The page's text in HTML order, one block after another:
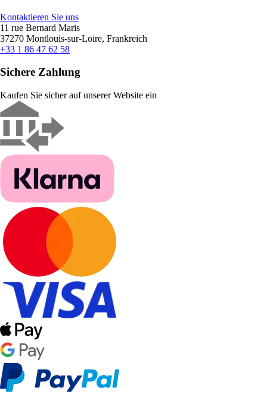
Kontaktieren Sie uns
11 rue Bernard Maris
37270 Montlouis-sur-Loire, Frankreich
+33 1 86 47 62 58
Sichere Zahlung
Kaufen Sie sicher auf unserer Website ein